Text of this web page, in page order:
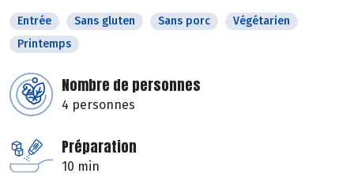
Entrée Sans gluten Sans porc
Végétarien
Printemps
Nombre de personnes
4 personnes
Préparation
10 min